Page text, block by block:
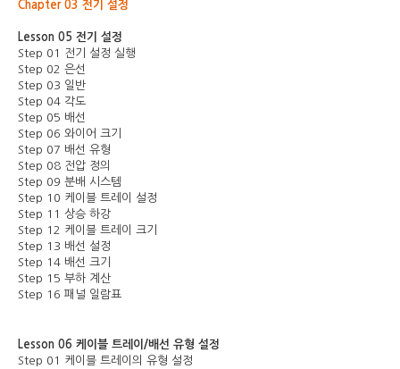
Chapter 03 전기 설정
Lesson 05 전기 설정
Step 01 전기 설정 실행
Step 02 은선
Step 03 일반
Step 04 각도
Step 05 배선
Step 06 와이어 크기
Step 07 배선 유형
Step 08 전압 정의
Step 09 분배 시스템
Step 10 케이블 트레이 설정
Step 11 상승 하강
Step 12 케이블 트레이 크기
Step 13 배선 설정
Step 14 배선 크기
Step 15 부하 계산
Step 16 패널 일람표
Lesson 06 케이블 트레이/배선 유형 설정
Step 01 케이블 트레이의 유형 설정